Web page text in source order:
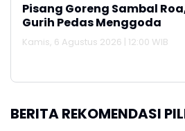
Pisang Goreng Sambal
Gurih Pedas Menggoda
Kamis, 6 Agustus 2026 | 12:00 WIB
BERITA REKOMENDASI